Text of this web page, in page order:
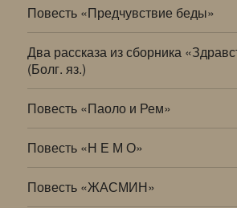
Повесть «Предчувствие беды»
Два рассказа из сборника
(Болг. яз.)
Повесть «Паоло и Рем»
Повесть «Н Е М О»
Повесть «ЖАСМИН»